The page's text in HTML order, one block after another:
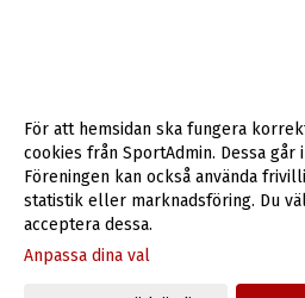
Gå till Webbversion
För att hemsidan ska fungera
cookies från SportAdmin. Dessa går
Föreningen kan också använda
statistik eller marknadsföring. Du
acceptera dessa.
Anpassa dina val